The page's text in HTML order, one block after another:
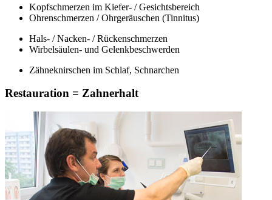
Kopfschmerzen im Kiefer- / Gesichtsbereich
Ohrenschmerzen / Ohrgeräuschen (Tinnitus)
Hals- / Nacken- / Rückenschmerzen
Wirbelsäulen- und Gelenkbeschwerden
Zähneknirschen im Schlaf, Schnarchen
Restauration = Zahnerhalt